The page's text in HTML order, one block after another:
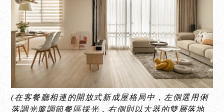
(在客餐廳相連的開放式新成屋格局中，左側選用俐
落調光簾調節餐區採光，右側則以大器的雙層落地